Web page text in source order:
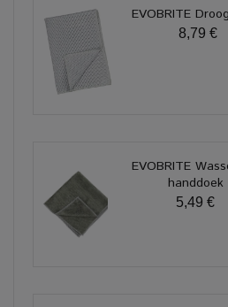
EVOBRITE
8,79 €
EVOBRITE
handdoek
5,49 €